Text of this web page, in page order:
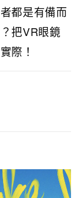
都是有備而
把VR眼鏡
際！